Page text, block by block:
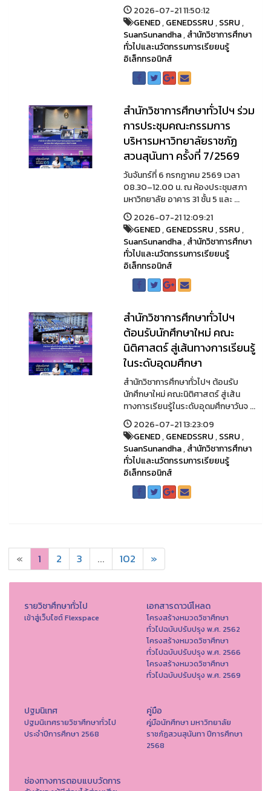
2026-07-21 11:50:12
GENED,GENEDSSRU,SSRU,
SuanSunandha,สำนักวิชาการศึกษา
ทั่วไปและนวัตกรรมการเรียยนรู้
อิเล็กทรอนิกส์
สำนักวิชาการศึกษาทั่วไปฯ ร่วม
การประชุมคณะกรรมการ
บริหารมหาวิทยาลัยราชภัฏ
สวนสุนันทา ครั้งที่ 7/2569
วันจันทร์ที่ 6 กรกฎาคม 2569 เวลา
08.30–12.00 น. ณ ห้องประชุมสภา
มหาวิทยาลัย อาคาร 31 ชั้น 5 และ ...
2026-07-21 12:09:21
GENED,GENEDSSRU,SSRU,
SuanSunandha,สำนักวิชาการศึกษา
ทั่วไปและนวัตกรรมการเรียยนรู้
อิเล็กทรอนิกส์
สำนักวิชาการศึกษาทั่วไปฯ
ต้อนรับนักศึกษาใหม่ คณะ
นิติศาสตร์ สู่เส้นทางการเรียนรู้
ในระดับอุดมศึกษา
สำนักวิชาการศึกษาทั่วไปฯ ต้อนรับ
นักศึกษาใหม่ คณะนิติศาสตร์ สู่เส้น
ทางการเรียนรู้ในระดับอุดมศึกษาวันจ ...
2026-07-21 13:23:09
GENED,GENEDSSRU,SSRU,
SuanSunandha,สำนักวิชาการศึกษา
ทั่วไปและนวัตกรรมการเรียยนรู้
อิเล็กทรอนิกส์
« 1 2 3 ... 102 »
รายวิชาศึกษาทั่วไป
เข้าสู่เว็บไซต์ Flexspace
เอกสารดาวน์โหลด
โครงสร้างหมวดวิชาศึกษา
ทั่วไปฉบับปรับปรุง พ.ศ. 2562
โครงสร้างหมวดวิชาศึกษา
ทั่วไปฉบับปรับปรุง พ.ศ. 2566
โครงสร้างหมวดวิชาศึกษา
ทั่วไปฉบับปรับปรุง พ.ศ. 2569
ปฐมนิเทศ
ปฐมนิเทศรายวิชาศึกษาทั่วไป
ประจำปีการศึกษา 2568
คู่มือ
คู่มือนักศึกษา มหาวิทยาลัย
ราชภัฏสวนสุนันทา ปีการศึกษา
2568
ช่องทางการตอบแบบวัดการ